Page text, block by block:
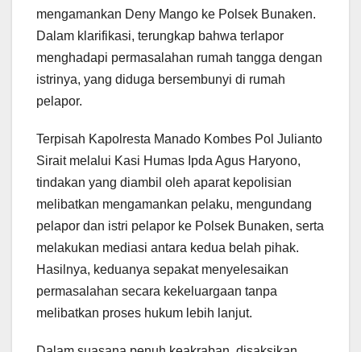
mengamankan Deny Mango ke Polsek Bunaken.
Dalam klarifikasi, terungkap bahwa terlapor
menghadapi permasalahan rumah tangga dengan
istrinya, yang diduga bersembunyi di rumah
pelapor.
Terpisah Kapolresta Manado Kombes Pol Julianto
Sirait melalui Kasi Humas Ipda Agus Haryono,
tindakan yang diambil oleh aparat kepolisian
melibatkan mengamankan pelaku, mengundang
pelapor dan istri pelapor ke Polsek Bunaken, serta
melakukan mediasi antara kedua belah pihak.
Hasilnya, keduanya sepakat menyelesaikan
permasalahan secara kekeluargaan tanpa
melibatkan proses hukum lebih lanjut.